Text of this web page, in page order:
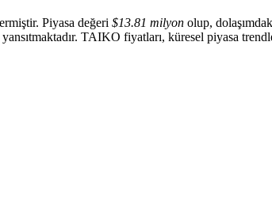
Piyasa değeri $13.81 milyon olup,
TAIKO fiyatları, küresel piyasa